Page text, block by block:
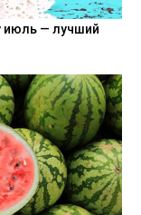
июль — лучший